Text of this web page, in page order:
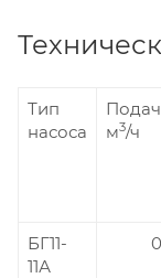
Тип
насоса
м3/ч
БГ11-
11А